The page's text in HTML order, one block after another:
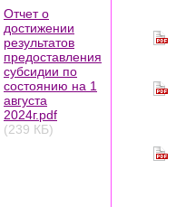
Отчет о
достижении
результатов
предоставления
субсидии по
состоянию на 1
августа
2024г.pdf
(239 КБ)